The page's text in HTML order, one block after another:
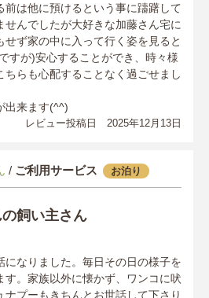
前は他に預けるという事に躊躇して
せんでしたが大好きな加藤さん宅に
ず家の中に入って行く姿を見ると
すが)安心することができ、時々様
ちらも心配することなく過ごせまし
出来ます(^^)
レビュー投稿日 2025年12月13日
/ ご利用サービス お泊り
飼い主さん
になりました。毎日その日の様子を
す。家族以外に懐かず、ワンコに吠
ナプーもきちんとお世話して下さり